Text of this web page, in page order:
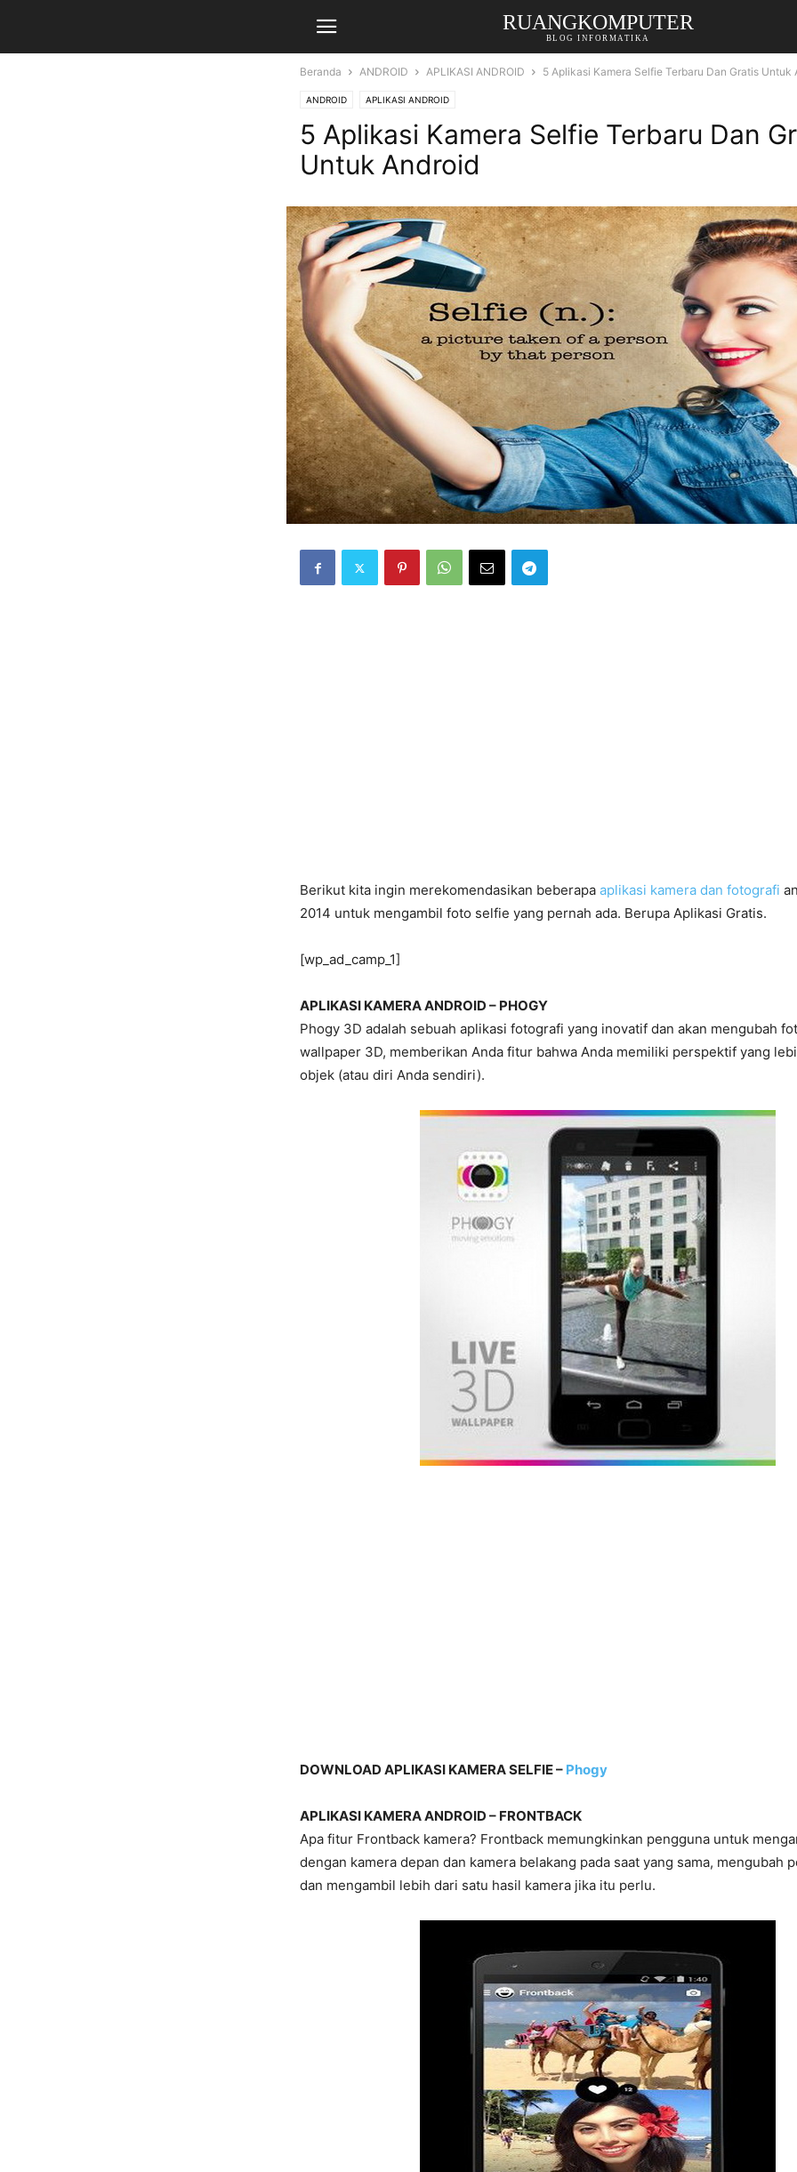
RUANGKOMPUTER
BLOG INFORMATIKA
Beranda ANDROID APLIKASI ANDROID 5 Aplikasi Kamera Selfie Terbaru Dan Gratis Untuk
ANDROID APLIKASI ANDROID
5 Aplikasi Kamera Selfie Terbaru Dan
Untuk Android
Berikut kita ingin merekomendasikan beberapa aplikasi kamera dan fotografi
2014 untuk mengambil foto selfie yang pernah ada. Berupa Aplikasi Gratis.
[wp_ad_camp_1]
APLIKASI KAMERA ANDROID – PHOGY
Phogy 3D adalah sebuah aplikasi fotografi yang inovatif dan akan mengubah
wallpaper 3D, memberikan Anda fitur bahwa Anda memiliki perspektif yang
objek (atau diri Anda sendiri).
DOWNLOAD APLIKASI KAMERA SELFIE – Phogy
APLIKASI KAMERA ANDROID – FRONTBACK
Apa fitur Frontback kamera? Frontback memungkinkan pengguna untuk
dengan kamera depan dan kamera belakang pada saat yang sama, mengubah
dan mengambil lebih dari satu hasil kamera jika itu perlu.